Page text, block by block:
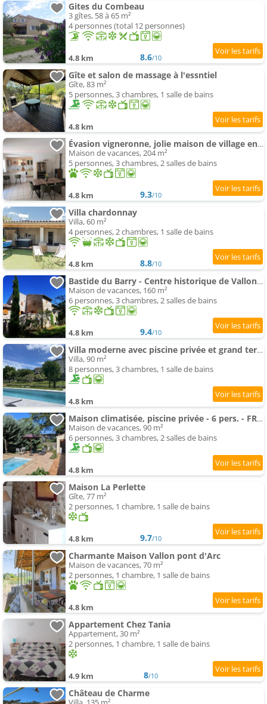
Gites du Combeau
3 gîtes, 58 à 65 m²
4 personnes (total 12 personnes)
4.8 km 8.6/10
Gîte et salon de massage à l'essntiel
Gîte, 83 m²
5 personnes, 3 chambres, 1 salle de bains
4.8 km
Évasion vigneronne, jolie maison de village en pierre
Maison de vacances, 204 m²
5 personnes, 3 chambres, 2 salles de bains
4.8 km 9.3/10
Villa chardonnay
Villa, 60 m²
4 personnes, 2 chambres, 1 salle de bains
4.8 km 8.8/10
Bastide du Barry - Centre historique de Vallon Pont d'arc
Maison de vacances, 160 m²
6 personnes, 3 chambres, 2 salles de bains
4.8 km 9.4/10
Villa moderne avec piscine privée et grand terrain en centre-ville - FR-1-382-208
Villa, 90 m²
8 personnes, 3 chambres, 1 salle de bains
4.8 km
Maison climatisée, piscine privée - 6 pers. - FR-1-382-227
Maison de vacances, 90 m²
6 personnes, 3 chambres, 2 salles de bains
4.8 km
Maison La Perlette
Gîte, 77 m²
2 personnes, 1 chambre, 1 salle de bains
4.8 km 9.7/10
Charmante Maison Vallon pont d'Arc
Maison de vacances, 70 m²
2 personnes, 1 chambre, 1 salle de bains
4.8 km
Appartement Chez Tania
Appartement, 30 m²
2 personnes, 1 chambre, 1 salle de bains
4.9 km 8/10
Château de Charme